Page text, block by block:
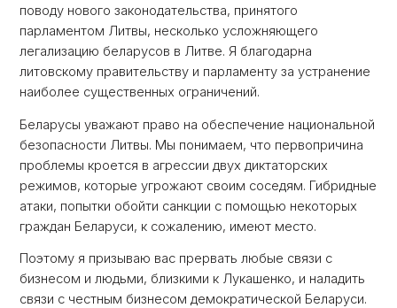
поводу нового законодательства, принятого
парламентом Литвы, несколько усложняющего
легализацию беларусов в Литве. Я благодарна
литовскому правительству и парламенту за устранение
наиболее существенных ограничений.
Беларусы уважают право на обеспечение национальной
безопасности Литвы. Мы понимаем, что первопричина
проблемы кроется в агрессии двух диктаторских
режимов, которые угрожают своим соседям. Гибридные
атаки, попытки обойти санкции с помощью некоторых
граждан Беларуси, к сожалению, имеют место.
Поэтому я призываю вас прервать любые связи с
бизнесом и людьми, близкими к Лукашенко, и наладить
связи с честным бизнесом демократической Беларуси.